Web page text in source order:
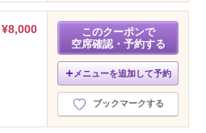
¥8,000
このクーポンで
空席確認・予約する
メニューを追加して予約
ブックマークする